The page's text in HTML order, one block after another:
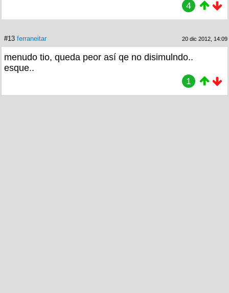
4
#13 ferraneitar 20 dic 2012, 14:09
menudo tio, queda peor así qe no disimulndo..
esque..
1